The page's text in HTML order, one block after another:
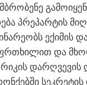
პრეპარტის
ექიმის
და